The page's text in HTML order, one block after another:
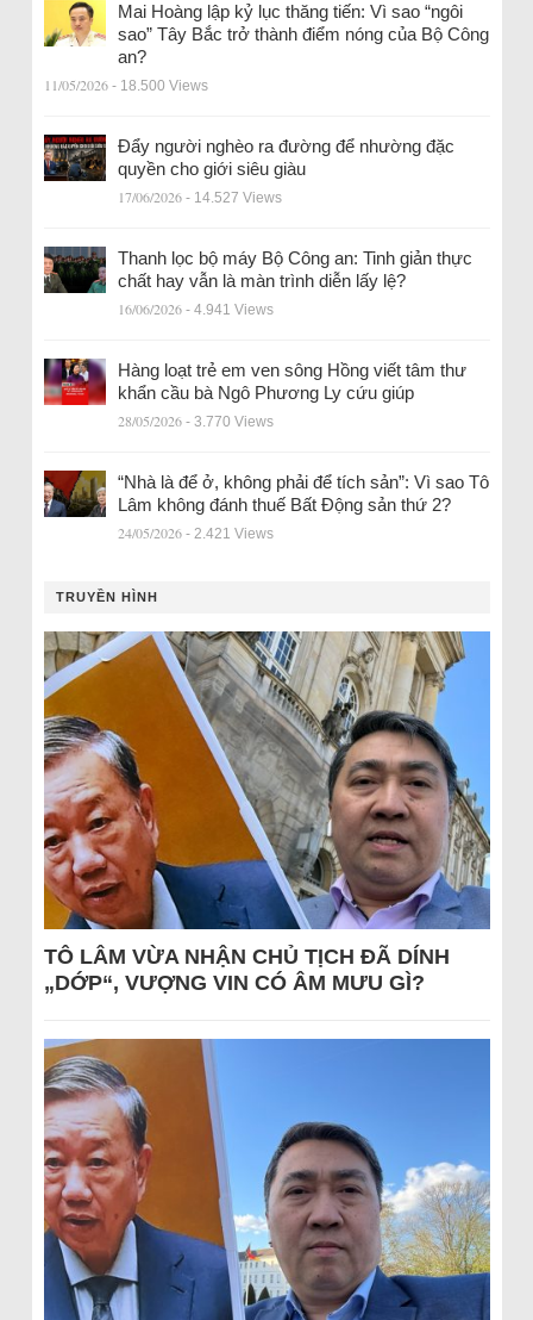
Mai Hoàng lập kỷ lục thăng tiến: Vì sao “ngôi
sao” Tây Bắc trở thành điểm nóng của Bộ Công
an?
11/05/2026 - 18.500 Views
Đẩy người nghèo ra đường để nhường đặc
quyền cho giới siêu giàu
17/06/2026 - 14.527 Views
Thanh lọc bộ máy Bộ Công an: Tinh giản thực
chất hay vẫn là màn trình diễn lấy lệ?
16/06/2026 - 4.941 Views
Hàng loạt trẻ em ven sông Hồng viết tâm thư
khẩn cầu bà Ngô Phương Ly cứu giúp
28/05/2026 - 3.770 Views
“Nhà là để ở, không phải để tích sản”: Vì sao Tô
Lâm không đánh thuế Bất Động sản thứ 2?
24/05/2026 - 2.421 Views
TRUYỀN HÌNH
TÔ LÂM VỪA NHẬN CHỦ TỊCH ĐÃ DÍNH
„DỚP“, VƯỢNG VIN CÓ ÂM MƯU GÌ?